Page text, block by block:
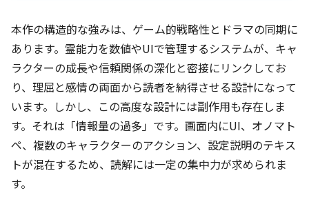
本作の構造的な強みは、ゲーム的戦略性とドラマの同期に
あります。霊能力を数値やUIで管理するシステムが、キャ
ラクターの成長や信頼関係の深化と密接にリンクしてお
り、理屈と感情の両面から読者を納得させる設計になって
います。しかし、この高度な設計には副作用も存在しま
す。それは「情報量の過多」です。画面内にUI、オノマト
ペ、複数のキャラクターのアクション、設定説明のテキス
トが混在するため、読解には一定の集中力が求められま
す。